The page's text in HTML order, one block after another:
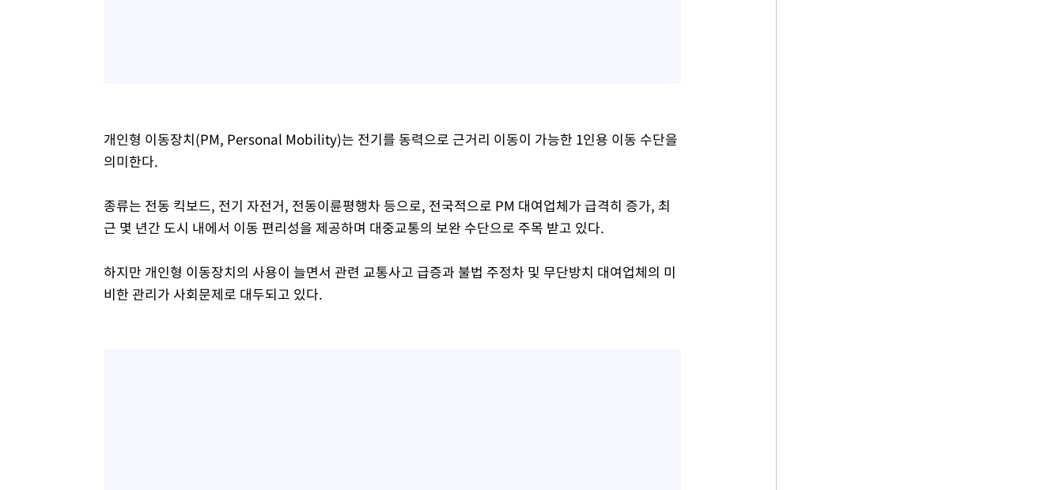
개인형 이동장치(PM, Personal Mobility)는 전기를 동력으로 근거리 이동이 가능한 1인용 이동 수단을
의미한다.
종류는 전동 킥보드, 전기 자전거, 전동이륜평행차 등으로, 전국적으로 PM 대여업체가 급격히 증가, 최
근 몇 년간 도시 내에서 이동 편리성을 제공하며 대중교통의 보완 수단으로 주목 받고 있다.
하지만 개인형 이동장치의 사용이 늘면서 관련 교통사고 급증과 불법 주정차 및 무단방치 대여업체의 미
비한 관리가 사회문제로 대두되고 있다.